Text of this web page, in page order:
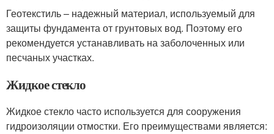
Геотекстиль – надежный материал, используемый для
защиты фундамента от грунтовых вод. Поэтому его
рекомендуется устанавливать на заболоченных или
песчаных участках.
Жидкое стекло
Жидкое стекло часто используется для сооружения
гидроизоляции отмостки. Его преимуществами является: